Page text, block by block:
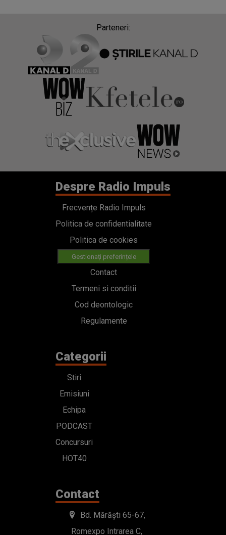
Parteneri:
Despre Radio Impuls
Frecvențe Radio Impuls
Politica de confidentialitate
Politica de cookies
Gestionați preferințele
Contact
Termeni si conditii
Cod deontologic
Regulamente
Categorii
Stiri
Emisiuni
Echipa
PODCAST
Concursuri
HOT40
Contact
Bd. Mărăști 65-67,
Romexpo Intrarea C,